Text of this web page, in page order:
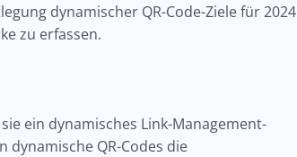
dynamischer QR-Code-Ziele für 2024
zu erfassen.
ein dynamisches Link-Management-
dynamische QR-Codes die